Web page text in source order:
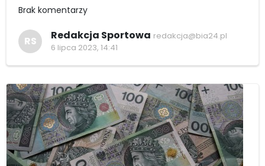
Brak komentarzy
RS Redakcja Sportowa redakcja@bia24.pl
6 lipca 2023, 14:41